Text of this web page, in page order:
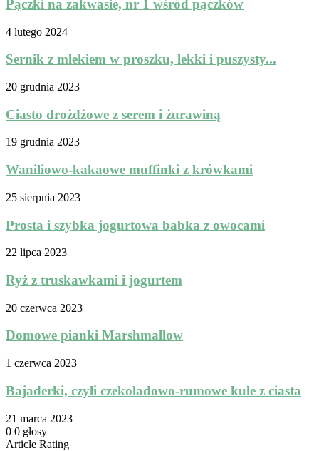
Pączki na zakwasie, nr 1 wśród pączków
4 lutego 2024
Sernik z mlekiem w proszku, lekki i puszysty...
20 grudnia 2023
Ciasto drożdżowe z serem i żurawiną
19 grudnia 2023
Waniliowo-kakaowe muffinki z krówkami
25 sierpnia 2023
Prosta i szybka jogurtowa babka z owocami
22 lipca 2023
Ryż z truskawkami i jogurtem
20 czerwca 2023
Domowe pianki Marshmallow
1 czerwca 2023
Bajaderki, czyli czekoladowo-rumowe kule z ciasta
21 marca 2023
0 0 głosy
Article Rating